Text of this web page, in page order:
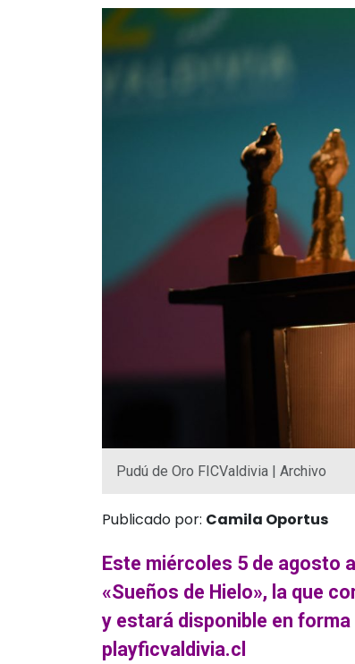
Pudú de Oro FICValdivia | Archivo
Publicado por: Camila Oportus
Este miércoles 5 de agosto
«Sueños de Hielo», la que
y estará disponible en
playficvaldivia.cl